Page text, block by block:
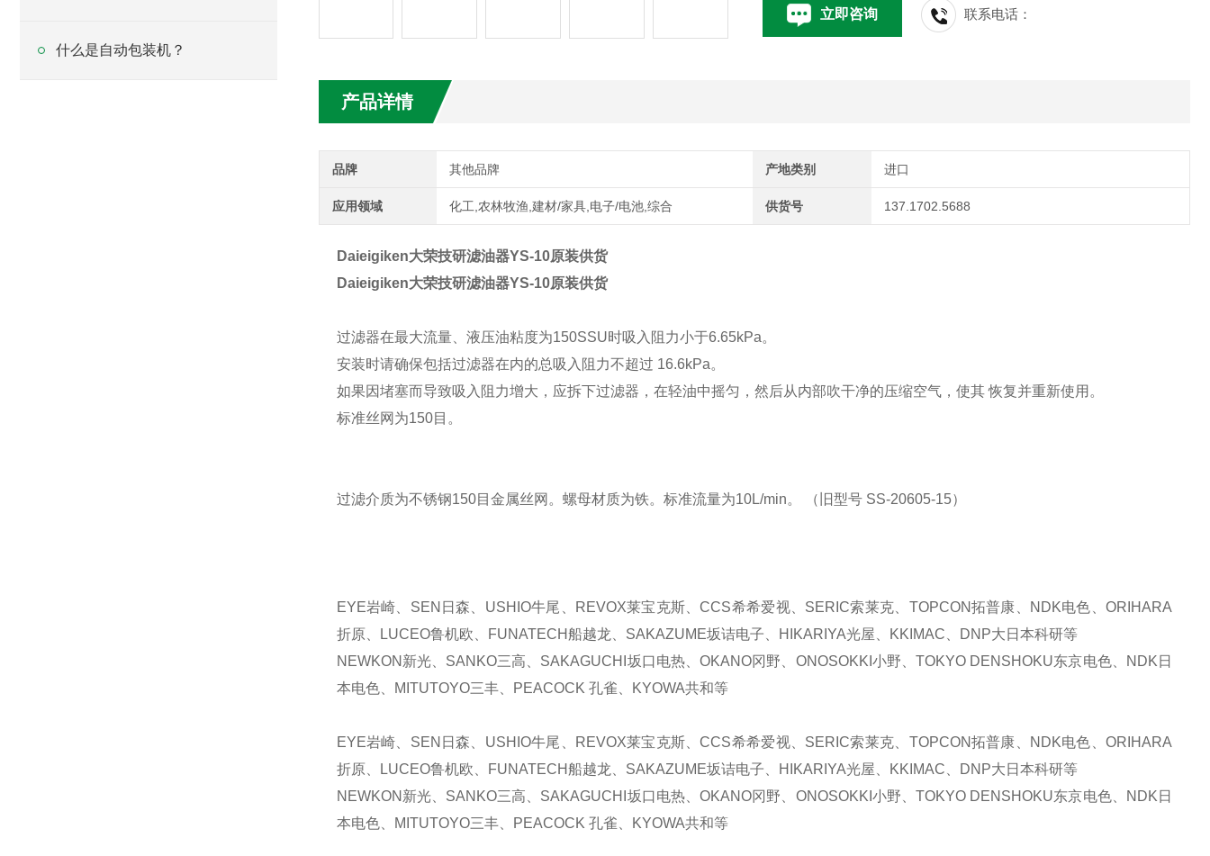
立即咨询 联系电话：
产品详情
品牌 其他品牌 产地类别 进口
应用领域 化工,农林牧渔,建材/家具,电子/电池,综合 供货号 137.1702.5688
Daieigiken大荣技研滤油器YS-10原装供货
Daieigiken大荣技研滤油器YS-10原装供货
过滤器在最大流量、液压油粘度为150SSU时吸入阻力小于6.65kPa。
安装时请确保包括过滤器在内的总吸入阻力不超过 16.6kPa。
如果因堵塞而导致吸入阻力增大，应拆下过滤器，在轻油中摇匀，然后从内部吹干净的压缩空气，使其 恢复并重新使用。
标准丝网为150目。
过滤介质为不锈钢150目金属丝网。螺母材质为铁。标准流量为10L/min。 （旧型号 SS-20605-15）
EYE岩崎、SEN日森、USHIO牛尾、REVOX莱宝克斯、CCS希希爱视、SERIC索莱克、TOPCON拓普康、NDK电色、ORIHARA
折原、LUCEO鲁机欧、FUNATECH船越龙、SAKAZUME坂诘电子、HIKARIYA光屋、KKIMAC、DNP大日本科研等
NEWKON新光、SANKO三高、SAKAGUCHI坂口电热、OKANO冈野、ONOSOKKI小野、TOKYO DENSHOKU东京电色、NDK日
本电色、MITUTOYO三丰、PEACOCK 孔雀、KYOWA共和等
EYE岩崎、SEN日森、USHIO牛尾、REVOX莱宝克斯、CCS希希爱视、SERIC索莱克、TOPCON拓普康、NDK电色、ORIHARA
折原、LUCEO鲁机欧、FUNATECH船越龙、SAKAZUME坂诘电子、HIKARIYA光屋、KKIMAC、DNP大日本科研等
NEWKON新光、SANKO三高、SAKAGUCHI坂口电热、OKANO冈野、ONOSOKKI小野、TOKYO DENSHOKU东京电色、NDK日
本电色、MITUTOYO三丰、PEACOCK 孔雀、KYOWA共和等
什么是自动包装机？